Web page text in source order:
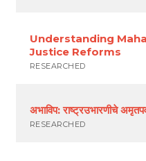
Understanding
Justice Reforms
RESEARCHED
अभाविप: राष्ट्रउभारणीचे
RESEARCHED